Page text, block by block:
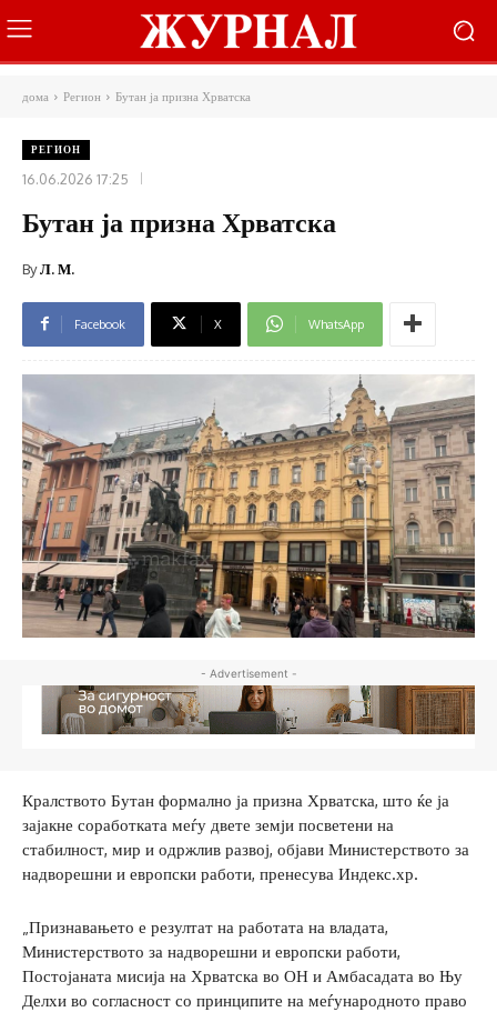
дома Регион Бутан ја призна Хрватска
РЕГИОН
16.06.2026 17:25
Бутан ја призна Хрватска
ByЛ. М.
Facebook X WhatsApp
- Advertisement -
Кралството Бутан формално ја призна Хрватска, што ќе ја
зајакне соработката меѓу двете земји посветени на
стабилност, мир и одржлив развој, објави Министерството за
надворешни и европски работи, пренесува Индекс.хр.
„Признавањето е резултат на работата на владата,
Министерството за надворешни и европски работи,
Постојаната мисија на Хрватска во ОН и Амбасадата во Њу
Делхи во согласност со принципите на меѓународното право